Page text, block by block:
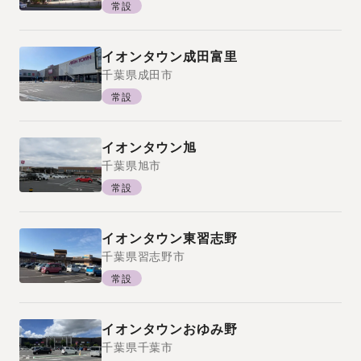
常設
イオンタウン成田富里
千葉県成田市
常設
イオンタウン旭
千葉県旭市
常設
イオンタウン東習志野
千葉県習志野市
常設
イオンタウンおゆみ野
千葉県千葉市